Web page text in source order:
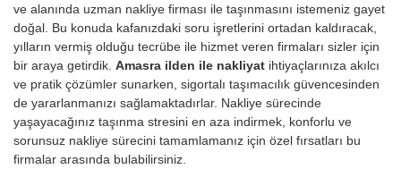
ve alanında uzman nakliye firması ile taşınmasını istemeniz gayet
doğal. Bu konuda kafanızdaki soru işretlerini ortadan kaldıracak,
yılların vermiş olduğu tecrübe ile hizmet veren firmaları sizler için
bir araya getirdik. Amasra ilden ile nakliyat ihtiyaçlarınıza akılcı
ve pratik çözümler sunarken, sigortalı taşımacılık güvencesinden
de yararlanmanızı sağlamaktadırlar. Nakliye sürecinde
yaşayacağınız taşınma stresini en aza indirmek, konforlu ve
sorunsuz nakliye sürecini tamamlamanız için özel fırsatları bu
firmalar arasında bulabilirsiniz.